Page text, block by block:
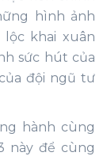
hình ảnh
khai xuân
sức hút của
đội ngũ tư
hành cùng
này để cùng